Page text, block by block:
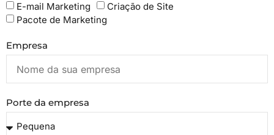
E-mail Marketing
Criação de Site
Pacote de Marketing
Empresa
Porte da empresa